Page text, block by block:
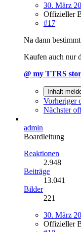
30. März
Offizieller
#17
Na dann
Kaufen auch nur
@ my TTRS
Inhalt
Vorheriger
Nächster
admin
Boardleitung
Reaktionen
2.948
Beiträge
13.041
Bilder
221
30. März
Offizieller